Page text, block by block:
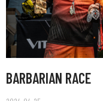
BARBARIAN RACE